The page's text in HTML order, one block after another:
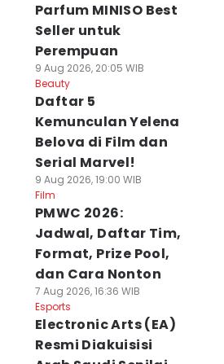
Parfum MINISO Best
Seller untuk
Perempuan
9 Aug 2026, 20:05 WIB
Beauty
Daftar 5
Kemunculan Yelena
Belova di Film dan
Serial Marvel!
9 Aug 2026, 19:00 WIB
Film
PMWC 2026:
Jadwal, Daftar Tim,
Format, Prize Pool,
dan Cara Nonton
7 Aug 2026, 16:36 WIB
Esports
Electronic Arts (EA)
Resmi Diakuisisi